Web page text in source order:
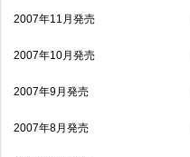
2007年11月発売
2007年10月発売
2007年9月発売
2007年8月発売